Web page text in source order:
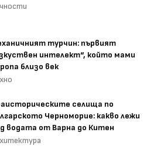
турчин: първият
интелект“, който мами
близо век
селища по
Черноморие: какво лежи
водата от Варна до Китен